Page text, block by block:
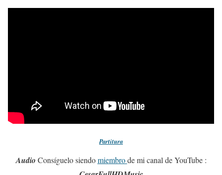
Partitura
Audio Consíguelo siendomiembrode mi canal de YouTube :